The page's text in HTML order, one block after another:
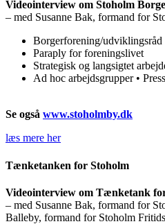
Videointerview om Stoholm
– med Susanne Bak, formand for
Borgerforening/udviklingsråd
Paraply for foreningslivet
Strategisk og langsigtet
Ad hoc arbejdsgrupper •
Se også www.stoholmby.dk
læs mere her
Tænketanken for Stoholm
Videointerview om Tænketank
– med Susanne Bak, formand for
Balleby, formand for Stoholm